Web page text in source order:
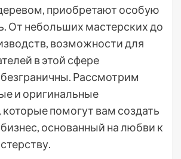
приобретают особую
От небольших мастерских до
возможности для
в этой сфере
Рассмотрим
и оригинальные
которые помогут вам создать
основанный на любви к